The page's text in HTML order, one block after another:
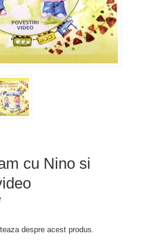
cu Nino si
despre acest produs.